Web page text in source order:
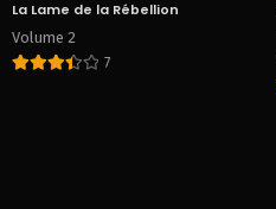
La Lame de la Rébellion
Volume 2
7